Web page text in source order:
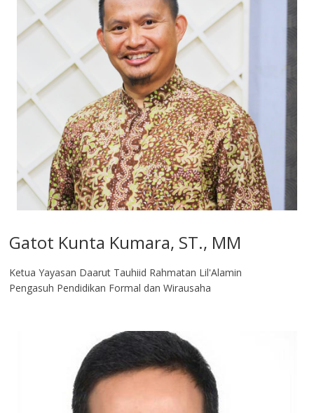
Gatot Kunta Kumara, ST., MM
Ketua Yayasan Daarut Tauhiid Rahmatan Lil'Alamin
Pengasuh Pendidikan Formal dan Wirausaha